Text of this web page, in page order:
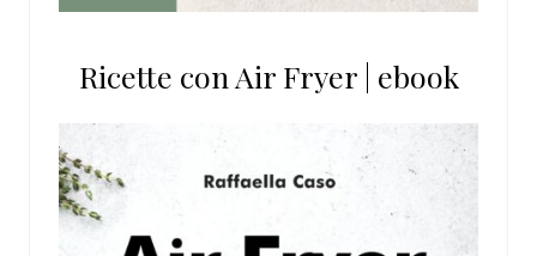
Ricette con Air Fryer | ebook